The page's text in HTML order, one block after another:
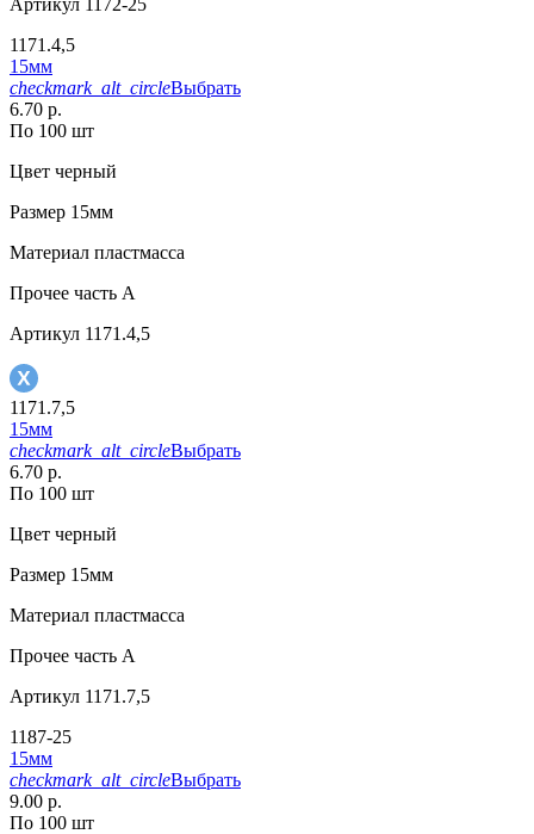
1171.4,5
15мм
checkmark_alt_circleВыбрать
6.70 р.
По 100 шт
Цвет черный
Размер 15мм
Материал пластмасса
Прочее часть A
Артикул 1171.4,5
1171.7,5
15мм
checkmark_alt_circleВыбрать
6.70 р.
По 100 шт
Цвет черный
Размер 15мм
Материал пластмасса
Прочее часть A
Артикул 1171.7,5
1187-25
15мм
checkmark_alt_circleВыбрать
9.00 р.
По 100 шт